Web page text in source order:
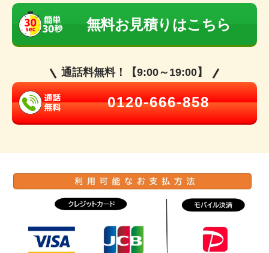
無料お見積りはこちら
通話料無料！【9:00～19:00】
0120-666-858